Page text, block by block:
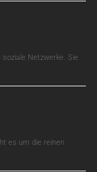
Netzwerke. Sie
es um die reinen